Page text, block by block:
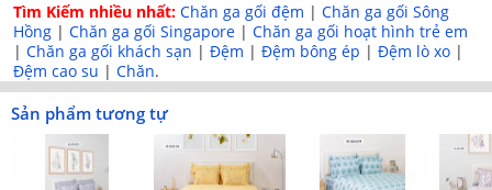
Họa tiết được in màu sắc nét, không bị phai màu do
được in từ công nghệ in tiên tiến hiện đại nhất hiện
nay.
Vải cotton bền chắc, dày dặn, không bị xù lông, co
nhăn hay bai dão trong quá trình sử dụng.
Tông màu nhã nhặn với họa tiết tinh tế rất dễ phối
Tìm Kiếm nhiều nhất: Chăn ga gối đệm | Chăn ga gối Sông
Hồng | Chăn ga gối Singapore | Chăn ga gối hoạt hình trẻ em
| Chăn ga gối khách sạn | Đệm | Đệm bông ép | Đệm lò xo |
Đệm cao su | Chăn.
Sản phẩm tương tự